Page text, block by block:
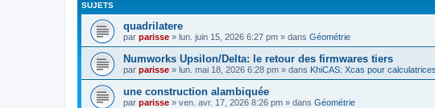
SUJETS
quadrilatere
par parisse » lun. juin 15, 2026 6:27 pm » dans Géométrie
Numworks Upsilon/Delta: le retour des firmwares tiers
par parisse » lun. mai 18, 2026 6:28 pm » dans KhiCAS: Xcas pour
une construction alambiquée
par parisse » ven. avr. 17, 2026 8:26 pm » dans Géométrie